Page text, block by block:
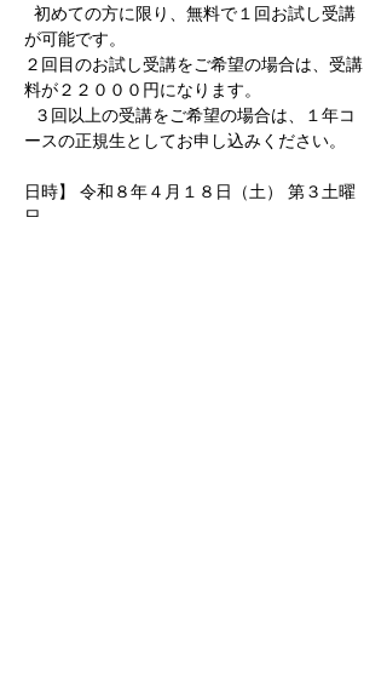
が可能です。
２回目のお試し受講をご希望の場合は、受講
料が２２０００円になります。
ースの正規生としてお申し込みください。
日時】 令和８年４月１８日（土） 第３土曜
日